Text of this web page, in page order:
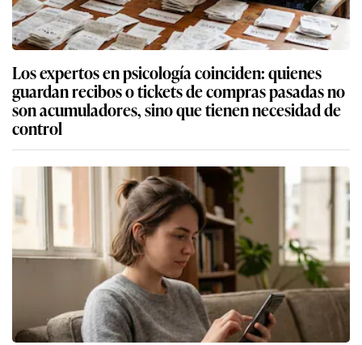
Los expertos en psicología coinciden: quienes
guardan recibos o tickets de compras pasadas no
son acumuladores, sino que tienen necesidad de
control